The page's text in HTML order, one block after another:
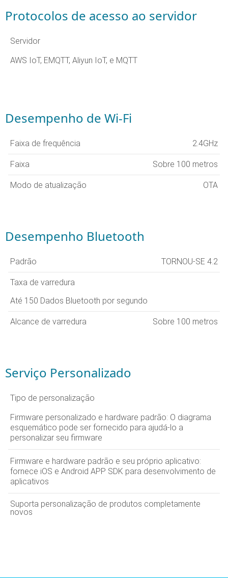
Protocolos de acesso ao servidor
Servidor
AWS IoT, EMQTT, Aliyun IoT, e MQTT
Desempenho de Wi-Fi
Faixa de frequência 2.4GHz
Faixa Sobre 100 metros
Modo de atualização OTA
Desempenho Bluetooth
Padrão TORNOU-SE 4.2
Taxa de varredura
Até 150 Dados Bluetooth por segundo
Alcance de varredura Sobre 100 metros
Serviço Personalizado
Tipo de personalização
Firmware personalizado e hardware padrão: O diagrama
esquemático pode ser fornecido para ajudá-lo a
personalizar seu firmware
Firmware e hardware padrão e seu próprio aplicativo:
fornece iOS e Android APP SDK para desenvolvimento de
aplicativos
Suporta personalização de produtos completamente
novos